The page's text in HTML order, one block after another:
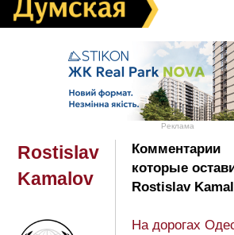
Реклама
Rostislav
Kamalov
Комментарии
которые
Rostislav
На дорогах